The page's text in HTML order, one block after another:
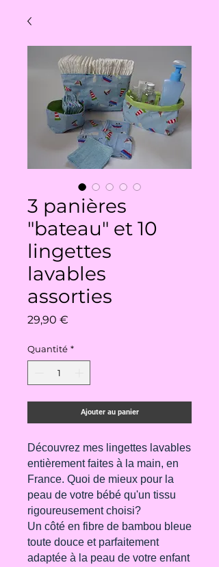
3 panières
"bateau" et 10
lingettes
lavables
assorties
29,90 €
Quantité *
Ajouter au panier
Découvrez mes lingettes lavables
entièrement faites à la main, en
France. Quoi de mieux pour la
peau de votre bébé qu'un tissu
rigoureusement choisi?
Un côté en fibre de bambou bleue
toute douce et parfaitement
adaptée à la peau de votre enfant